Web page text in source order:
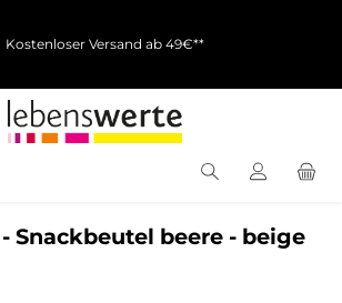
Kostenloser Versand ab 49€**
Snackbeutel beere - beige